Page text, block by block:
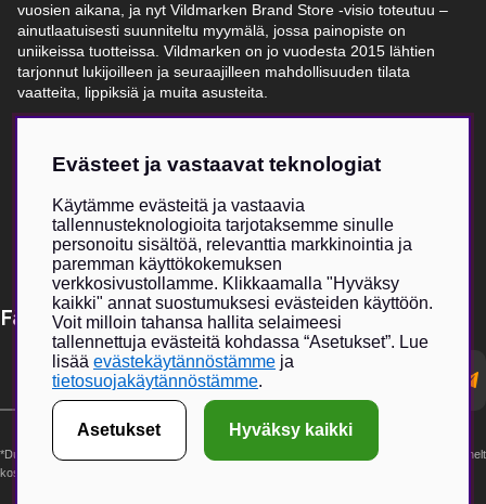
vuosien aikana, ja nyt Vildmarken Brand Store -visio toteutuu –
ainutlaatuisesti suunniteltu myymälä, jossa painopiste on
uniikeissa tuotteissa. Vildmarken on jo vuodesta 2015 lähtien
tarjonnut lukijoilleen ja seuraajilleen mahdollisuuden tilata
vaatteita, lippiksiä ja muita asusteita.
elämyksen yhdessä valikoitujen metsästykseen ja ulkoiluun
Få Magasin Vildmarken direkt till din e-post!*
postadress
*Du kan även få erbjudanden och nyheter från samarbetspartners. Din prenumeration är helt
kostnadsfri och kan avslutas när som helst.
Evästeet ja vastaavat teknologiat
Käytämme evästeitä ja vastaavia
tallennusteknologioita tarjotaksemme sinulle
personoitu sisältöä, relevanttia markkinointia ja
paremman käyttökokemuksen
verkkosivustollamme. Klikkaamalla "Hyväksy
kaikki" annat suostumuksesi evästeiden käyttöön.
Voit milloin tahansa hallita selaimeesi
tallennettuja evästeitä kohdassa “Asetukset”. Lue
lisää evästekäytännöstämme ja
tietosuojakäytännöstämme.
Asetukset Hyväksy kaikki